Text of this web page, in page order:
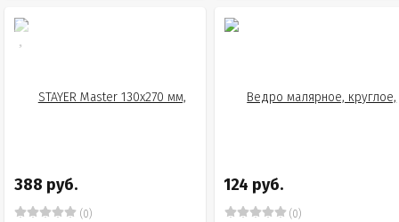
388 руб.
(0)
124 руб.
(0)